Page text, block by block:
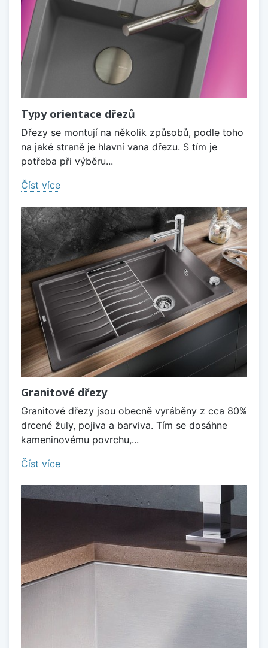
Typy orientace dřezů
Dřezy se montují na několik způsobů, podle toho
na jaké straně je hlavní vana dřezu. S tím je
potřeba při výběru...
Číst více
Granitové dřezy
Granitové dřezy jsou obecně vyráběny z cca 80%
drcené žuly, pojiva a barviva. Tím se dosáhne
kameninovému povrchu,...
Číst více